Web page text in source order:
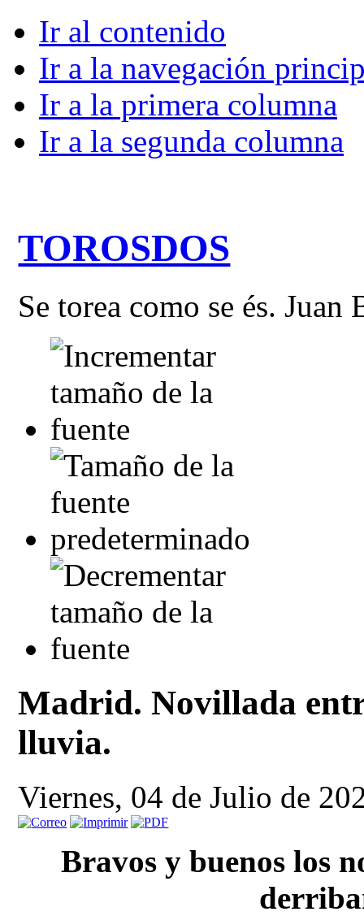
Ir al contenido
Ir a la navegación
Ir a la primera columna
Ir a la segunda columna
TOROSDOS
Se torea como se és. Juan
Madrid. Novillada
lluvia.
Viernes, 04 de Julio de
Bravos y buenos los